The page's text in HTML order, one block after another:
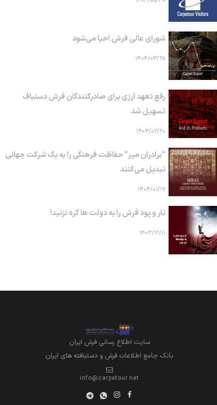
شورای عالی فرش احیا می‌شود
۱۴۰۴/۰۳/۲۵
رفع تعهد ارزی برای صادرکنندگان فرش دستباف
تسهیل شد
۱۴۰۴/۰۲/۲۰
"برادران میر" حفاظت فرهنگی را به یک شرکت جهانی
تبدیل می‌کنند
۱۴۰۴/۰۱/۱۷
تار و پود فرش را به دولت ها گره نزنید!
۱۴۰۳/۱۲/۱۱
سايت اطلاع رساني فرش ايران
بانک جامع اطلاعات فرش و دستبافته های ایران
info@carpetour.net